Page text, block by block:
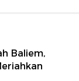
Baliem,